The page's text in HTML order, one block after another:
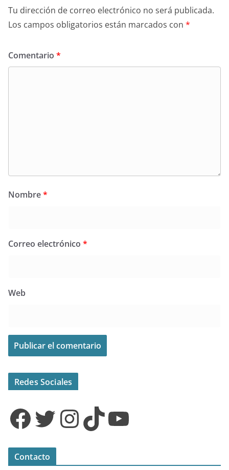
Tu dirección de correo electrónico no será publicada.
Los campos obligatorios están marcados con *
Comentario *
Nombre*
Correo electrónico *
Web
Redes Sociales
Facebook Twitter InstagramTikTok YouTube
Contacto